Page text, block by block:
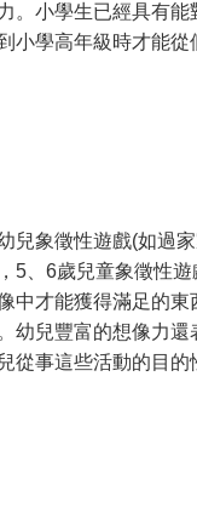
。小學生已經具有
小學高年級時才能
兒象徵性遊戲(如過
5、6歲兒童象徵性
中才能獲得滿足的
幼兒豐富的想像力
從事這些活動的目